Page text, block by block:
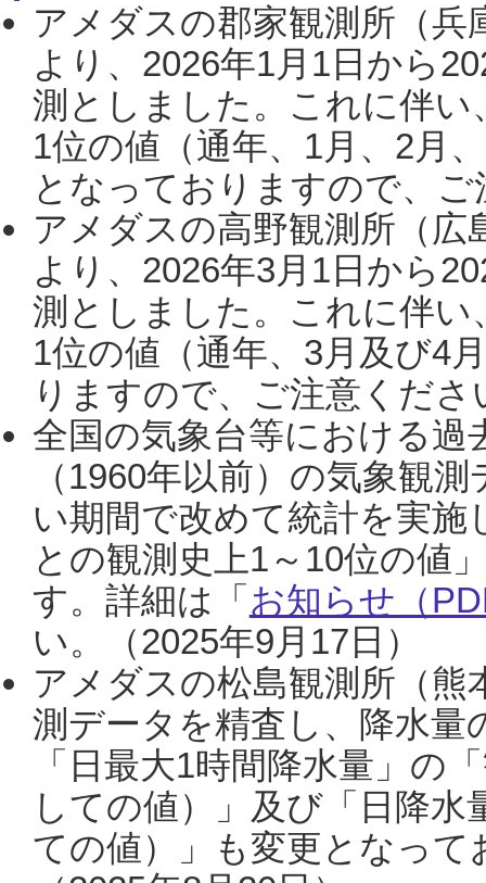
アメダスの郡家観測所（
より、2026年1月1日から
測としました。これに伴い
1位の値（通年、1月、2月
となっておりますので、
アメダスの高野観測所（
より、2026年3月1日から
測としました。これに伴い
1位の値（通年、3月及び4
りますので、ご注意くだ
全国の気象台等における過
（1960年以前）の気象観
い期間で改めて統計を実
との観測史上1～10位の値
す。詳細は「 お知らせ（
い。（2025年9月17日）
アメダスの松島観測所（熊
測データを精査し、降水
「日最大1時間降水量」の
しての値）」及び「日降
ての値）」も変更となっ